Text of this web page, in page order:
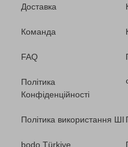
Доставка
Команда
FAQ
Політика
Конфіденційності
Політика використання ШІ
bodo Türkiye